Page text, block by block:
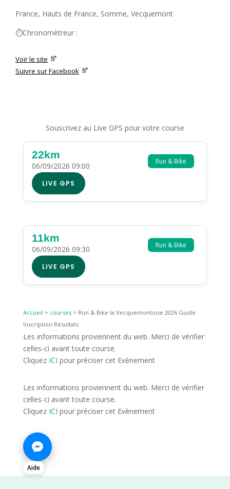
France, Hauts de France, Somme, Vecquemont
⏱️Chronomètreur :
Voir le site
Suivre sur Facebook
Souscrivez au Live GPS pour votre course
Run & Bike
22km
06/09/2026 09:00
LIVE GPS
Run & Bike
11km
06/09/2026 09:30
LIVE GPS
Accueil > courses> Run & Bike la Vecquemontoise 2026 Guide
Inscription Résultats
Les informations proviennent du web. Merci de vérifier
celles-ci avant toute course.
Cliquez ICI pour préciser cet Evènement
Les informations proviennent du web. Merci de vérifier
celles-ci avant toute course.
Cliquez ICI pour préciser cet Evènement
Aide